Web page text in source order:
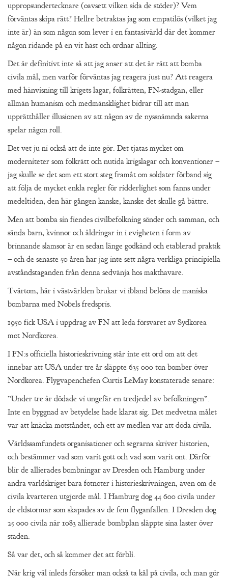
uppropsundertecknare (oavsett vilken sida de stöder)? Vem
förväntas skipa rätt? Hellre betraktas jag som empatilös (vilket jag
inte är) än som någon som lever i en fantasivärld där det kommer
någon ridande på en vit häst och ordnar allting.
Det är definitivt inte så att jag anser att det är rätt att bomba
civila mål, men varför förväntas jag reagera just nu? Att reagera
med hänvisning till krigets lagar, folkrätten, FN-stadgan, eller
allmän humanism och medmänsklighet bidrar till att man
upprätthåller illusionen av att någon av de nyssnämnda sakerna
spelar någon roll.
Det vet ju ni också att de inte gör. Det tjatas mycket om
moderniteter som folkrätt och nutida krigslagar och konventioner –
jag skulle se det som ett stort steg framåt om soldater förband sig
att följa de mycket enkla regler för ridderlighet som fanns under
medeltiden, den här gången kanske, kanske det skulle gå bättre.
Men att bomba sin fiendes civilbefolkning sönder och samman, och
sända barn, kvinnor och åldringar in i evigheten i form av
brinnande slamsor är en sedan länge godkänd och etablerad praktik
– och de senaste 50 åren har jag inte sett några verkliga principiella
avståndstaganden från denna sedvänja hos makthavare.
Tvärtom, här i västvärlden brukar vi ibland belöna de maniska
bombarna med Nobels fredspris.
1950 fick USA i uppdrag av FN att leda försvaret av Sydkorea
mot Nordkorea.
I FN:s officiella historieskrivning står inte ett ord om att det
innebar att USA under tre år släppte 635 000 ton bomber över
Nordkorea. Flygvapenchefen Curtis LeMay konstaterade senare:
”Under tre år dödade vi ungefär en tredjedel av befolkningen”.
Inte en byggnad av betydelse hade klarat sig. Det medvetna målet
var att knäcka motståndet, och ett av medlen var att döda civila.
Världssamfundets organisationer och segrarna skriver historien,
och bestämmer vad som varit gott och vad som varit ont. Därför
blir de allierades bombningar av Dresden och Hamburg under
andra världskriget bara fotnoter i historieskrivningen, även om de
civila kvarteren utgjorde mål. I Hamburg dog 44 600 civila under
de eldstormar som skapades av de fem flyganfallen. I Dresden dog
25 000 civila när 1083 allierade bombplan släppte sina laster över
staden.
Så var det, och så kommer det att förbli.
När krig väl inleds försöker man också ta kål på civila, och man gör